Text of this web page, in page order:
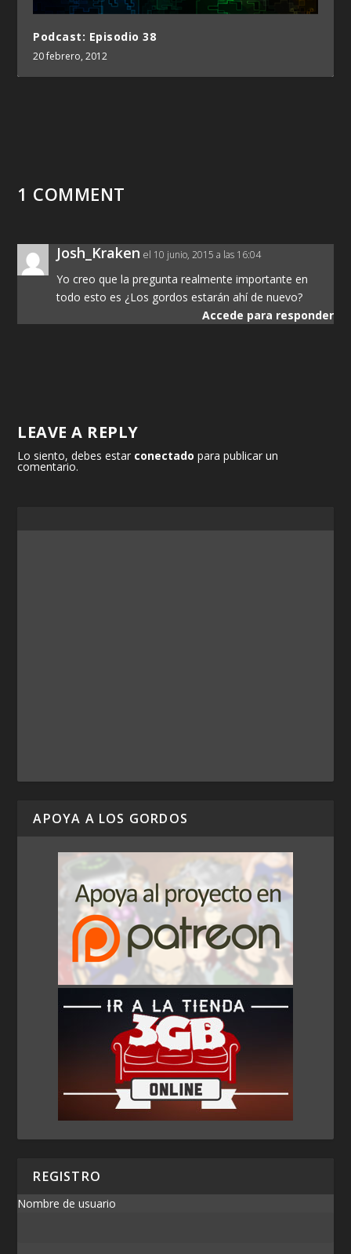
Podcast: Episodio 38
20 febrero, 2012
1 COMMENT
Josh_Kraken el 10 junio, 2015 a las 16:04
Yo creo que la pregunta realmente importante en
todo esto es ¿Los gordos estarán ahí de nuevo?
Accede para responder
LEAVE A REPLY
Lo siento, debes estar conectado para publicar un
comentario.
APOYA A LOS GORDOS
REGISTRO
Nombre de usuario